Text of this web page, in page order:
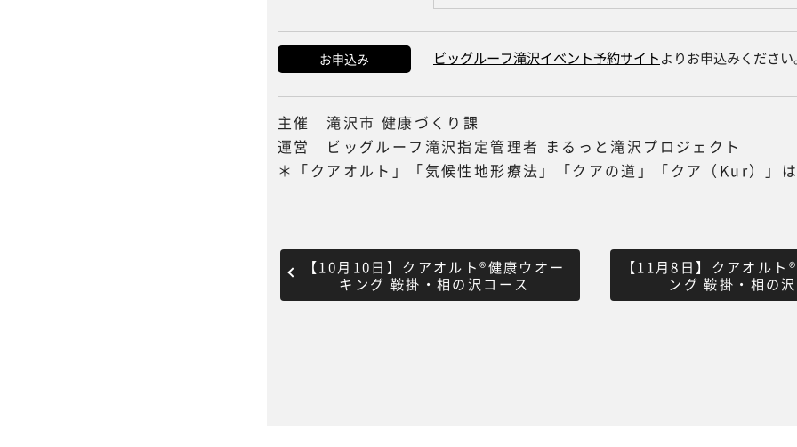
お申込み ビッグルーフ滝沢イベント予約サイトよりお申込みくださ
主催 滝沢市 健康づくり課
運営 ビッグルーフ滝沢指定管理者 まるっと滝沢プロジェクト
＊「クアオルト」「気候性地形療法」「クアの道」「クア（Kur）」
【10月10日】クアオルト®健康ウオー
キング 鞍掛・相の沢コース
【11月8日】クアオルト
ング 鞍掛・相の